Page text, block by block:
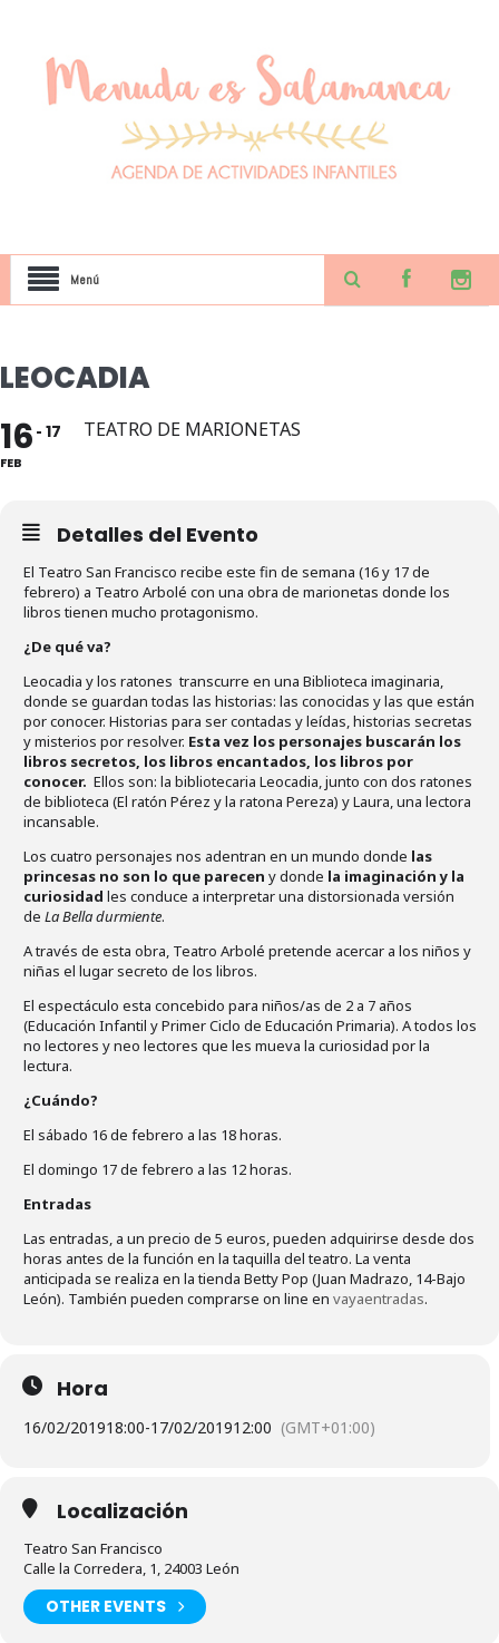
Menú
LEOCADIA
16
FEB
17 TEATRO DE MARIONETAS
Detalles del Evento
El Teatro San Francisco recibe este fin de semana (16 y 17 de
febrero) a Teatro Arbolé con una obra de marionetas donde los
libros tienen mucho protagonismo.
¿De qué va?
Leocadia y los ratones transcurre en una Biblioteca imaginaria,
donde se guardan todas las historias: las conocidas y las que están
por conocer. Historias para ser contadas y leídas, historias secretas
y misterios por resolver. Esta vez los personajes buscarán los
libros secretos, los libros encantados, los libros por
conocer. Ellos son: la bibliotecaria Leocadia, junto con dos ratones
de biblioteca (El ratón Pérez y la ratona Pereza) y Laura, una lectora
incansable.
Los cuatro personajes nos adentran en un mundo donde las
princesas no son lo que parecen y donde la imaginación y la
curiosidad les conduce a interpretar una distorsionada versión
de La Bella durmiente.
A través de esta obra, Teatro Arbolé pretende acercar a los niños y
niñas el lugar secreto de los libros.
El espectáculo esta concebido para niños/as de 2 a 7 años
(Educación Infantil y Primer Ciclo de Educación Primaria). A todos los
no lectores y neo lectores que les mueva la curiosidad por la
lectura.
¿Cuándo?
El sábado 16 de febrero a las 18 horas.
El domingo 17 de febrero a las 12 horas.
Entradas
Las entradas, a un precio de 5 euros, pueden adquirirse desde dos
horas antes de la función en la taquilla del teatro. La venta
anticipada se realiza en la tienda Betty Pop (Juan Madrazo, 14-Bajo
León). También pueden comprarse on line en vayaentradas.
Hora
16/02/201918:00-17/02/201912:00 (GMT+01:00)
Localización
Teatro San Francisco
Calle la Corredera, 1, 24003 León
OTHER EVENTS